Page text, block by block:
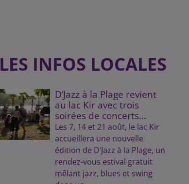
LES INFOS LOCALES
D’Jazz à la Plage revient
au lac Kir avec trois
soirées de concerts...
Les 7, 14 et 21 août, le lac Kir
accueillera une nouvelle
édition de D’Jazz à la Plage, un
rendez-vous estival gratuit
mêlant jazz, blues et swing